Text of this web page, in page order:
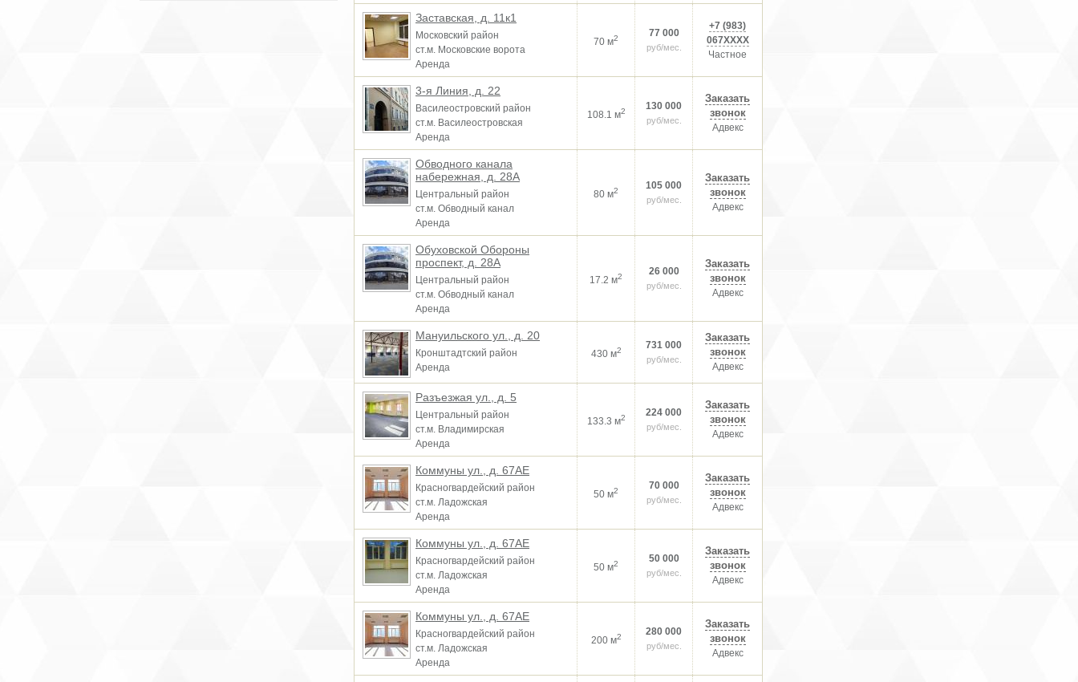
Заставская, д. 11к1
Московский район
ст.м. Московские ворота
Аренда
70 м2 77 000
руб/мес.
+7 (983)
067XXXX
Частное
3-я Линия, д. 22
Василеостровский район
ст.м. Василеостровская
Аренда
108.1 м2 130 000
руб/мес.
Заказать
звонок
Адвекс
Обводного канала
набережная, д. 28А
Центральный район
ст.м. Обводный канал
Аренда
80 м2 105 000
руб/мес.
Заказать
звонок
Адвекс
Обуховской Обороны
проспект, д. 28А
Центральный район
ст.м. Обводный канал
Аренда
17.2 м2 26 000
руб/мес.
Заказать
звонок
Адвекс
Мануильского ул., д. 20
Кронштадтский район
Аренда
430 м2 731 000
руб/мес.
Заказать
звонок
Адвекс
Разъезжая ул., д. 5
Центральный район
ст.м. Владимирская
Аренда
133.3 м2 224 000
руб/мес.
Заказать
звонок
Адвекс
Коммуны ул., д. 67АЕ
Красногвардейский район
ст.м. Ладожская
Аренда
50 м2 70 000
руб/мес.
Заказать
звонок
Адвекс
Коммуны ул., д. 67АЕ
Красногвардейский район
ст.м. Ладожская
Аренда
50 м2 50 000
руб/мес.
Заказать
звонок
Адвекс
Коммуны ул., д. 67АЕ
Красногвардейский район
ст.м. Ладожская
Аренда
200 м2 280 000
руб/мес.
Заказать
звонок
Адвекс